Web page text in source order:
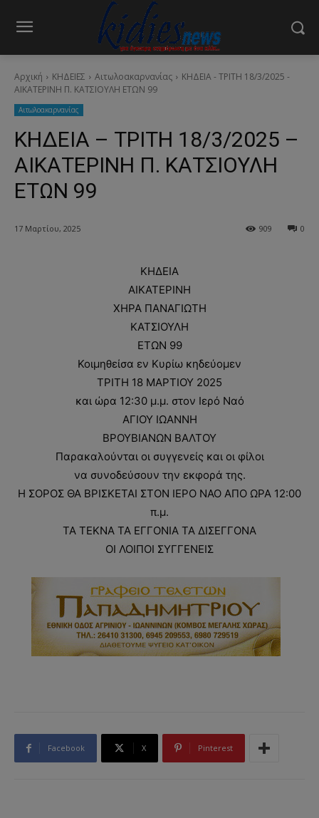
Αρχική ΚΗΔΕΙΕΣ Aιτωλοακαρνανίας
ΚΗΔΕΙΑ - ΤΡΙΤΗ 18/3/2025 -
ΑΙΚΑΤΕΡΙΝΗ Π. ΚΑΤΣΙΟΥΛΗ ΕΤΩΝ 99
Aιτωλοακαρνανίας
ΚΗΔΕΙΑ – ΤΡΙΤΗ 18/3/2025 –
ΑΙΚΑΤΕΡΙΝΗ Π. ΚΑΤΣΙΟΥΛΗ
ΕΤΩΝ 99
17 Μαρτίου, 2025 0
909
ΚΗΔΕΙΑ
ΑΙΚΑΤΕΡΙΝΗ
ΧΗΡΑ ΠΑΝΑΓΙΩΤΗ
ΚΑΤΣΙΟΥΛΗ
ΕΤΩΝ 99
Κοιμηθείσα εν Κυρίω κηδεύομεν
ΤΡΙΤΗ 18 ΜΑΡΤΙΟΥ 2025
και ώρα 12:30 μ.μ. στον Ιερό Ναό
ΑΓΙΟΥ ΙΩΑΝΝΗ
ΒΡΟΥΒΙΑΝΩΝ ΒΑΛΤΟΥ
Παρακαλούνται οι συγγενείς και οι φίλοι
να συνοδεύσουν την εκφορά της.
Η ΣΟΡΟΣ ΘΑ ΒΡΙΣΚΕΤΑΙ ΣΤΟΝ ΙΕΡΟ ΝΑΟ ΑΠΟ ΩΡΑ 12:00
π.μ.
ΤΑ ΤΕΚΝΑ ΤΑ ΕΓΓΟΝΙΑ ΤΑ ΔΙΣΕΓΓΟΝΑ
ΟΙ ΛΟΙΠΟΙ ΣΥΓΓΕΝΕΙΣ
Facebook X Pinterest